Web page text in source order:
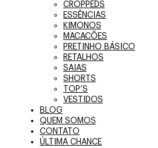
CROPPEDS
ESSÊNCIAS
KIMONOS
MACACÕES
PRETINHO BÁSICO
RETALHOS
SAIAS
SHORTS
TOP’S
VESTIDOS
BLOG
QUEM SOMOS
CONTATO
ÚLTIMA CHANCE